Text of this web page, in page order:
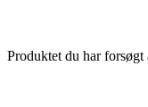
Produktet du har